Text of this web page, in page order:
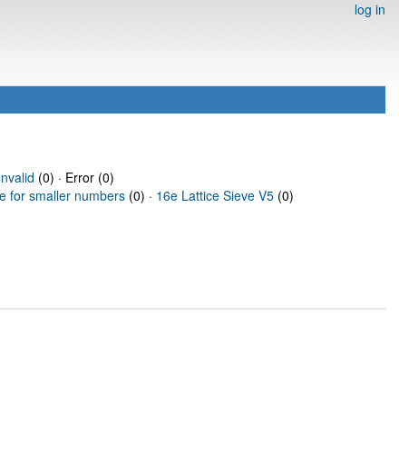
log in
(0) · Error (0)
for smaller numbers (0) · 16e Lattice Sieve V5 (0)